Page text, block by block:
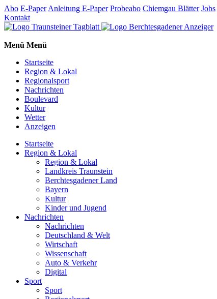
Abo E-Paper Anleitung E-Paper Probeabo Chiemgau Blätter Jobs
Kontakt
Menü Menü
Startseite
Region & Lokal
Regionalsport
Nachrichten
Boulevard
Kultur
Wetter
Anzeigen
Startseite
Region & Lokal
Region & Lokal
Landkreis Traunstein
Berchtesgadener Land
Bayern
Kultur
Kinder und Jugend
Nachrichten
Nachrichten
Deutschland & Welt
Wirtschaft
Wissenschaft
Auto & Verkehr
Digital
Sport
Sport